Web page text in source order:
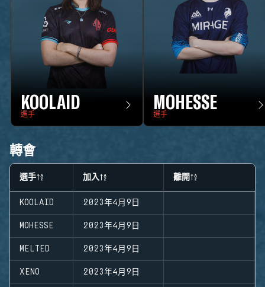
KOOLAID
選手
MOHESSE
選手
轉會
選手 加入 離開
KOOLAID 2023年4月9日
MOHESSE 2023年4月9日
MELTED 2023年4月9日
XENO 2023年4月9日